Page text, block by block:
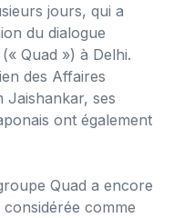
jours, qui a
du dialogue
Quad ») à Delhi.
des Affaires
Jaishankar, ses
ont également
Quad a encore
comme